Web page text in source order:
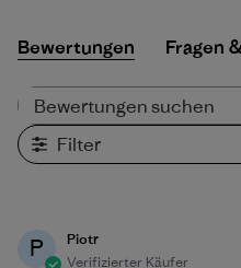
Bewertungen Fragen
Filter
P
Piotr
Verifizierter Käufer